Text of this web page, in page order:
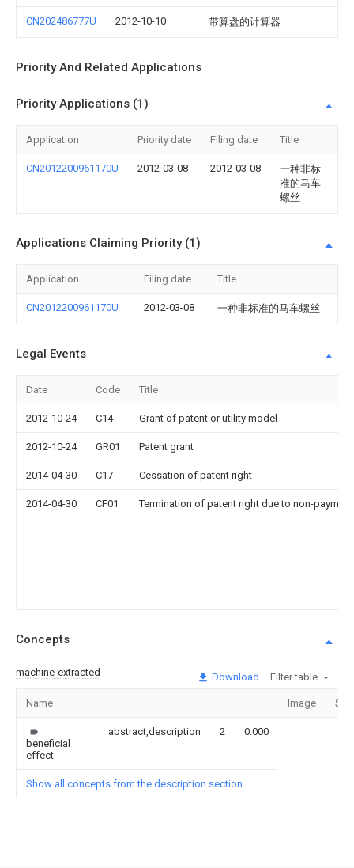
CN202486777U 2012-10-10 带算盘的计算器
Priority And Related Applications
Priority Applications (1)
Application Priority date Filing date Title
CN2012200961170U 2012-03-08 2012-03-08
一种非标
准的马车
螺丝
Applications Claiming Priority (1)
Application Filing date Title
CN2012200961170U 2012-03-08 一种非标准的马车螺丝
Legal Events
Date Code Title
2012-10-24 C14 Grant of patent or utility model
2012-10-24 GR01 Patent grant
2014-04-30 C17 Cessation of patent right
2014-04-30 CF01 Termination of patent right due to non-
Concepts
machine-extracted Download Filter table
Name Image
beneficial
effect
abstract,description 2 0.000
Show all concepts from the description section